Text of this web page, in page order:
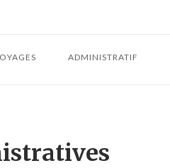
ADMINISTRATIF